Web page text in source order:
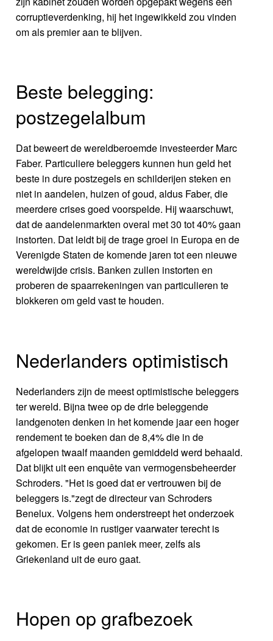
corruptieverdenking, hij het ingewikkeld zou vinden
om als premier aan te blijven.
Beste belegging:
postzegelalbum
Dat beweert de wereldberoemde investeerder Marc
Faber. Particuliere beleggers kunnen hun geld het
beste in dure postzegels en schilderijen steken en
niet in aandelen, huizen of goud, aldus Faber, die
meerdere crises goed voorspelde. Hij waarschuwt,
dat de aandelenmarkten overal met 30 tot 40% gaan
instorten. Dat leidt bij de trage groei in Europa en de
Verenigde Staten de komende jaren tot een nieuwe
wereldwijde crisis. Banken zullen instorten en
proberen de spaarrekeningen van particulieren te
blokkeren om geld vast te houden.
Nederlanders optimistisch
Nederlanders zijn de meest optimistische beleggers
ter wereld. Bijna twee op de drie beleggende
landgenoten denken in het komende jaar een hoger
rendement te boeken dan de 8,4% die in de
afgelopen twaalf maanden gemiddeld werd behaald.
Dat blijkt uit een enquête van vermogensbeheerder
Schroders. "Het is goed dat er vertrouwen bij de
beleggers is."zegt de directeur van Schroders
Benelux. Volgens hem onderstreept het onderzoek
dat de economie in rustiger vaarwater terecht is
gekomen. Er is geen paniek meer, zelfs als
Griekenland uit de euro gaat.
Hopen op grafbezoek